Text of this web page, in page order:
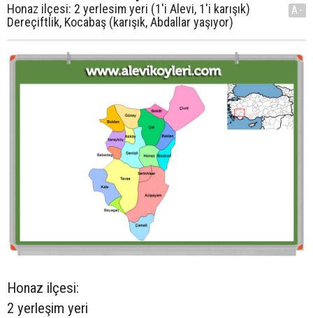
Honaz ilçesi: 2 yerlesim yeri (1'i Alevi, 1'i karışık)
Dereçiftlik, Kocabaş (karışık, Abdallar yaşıyor)
A-
Honaz ilçesi:
2 yerleşim yeri